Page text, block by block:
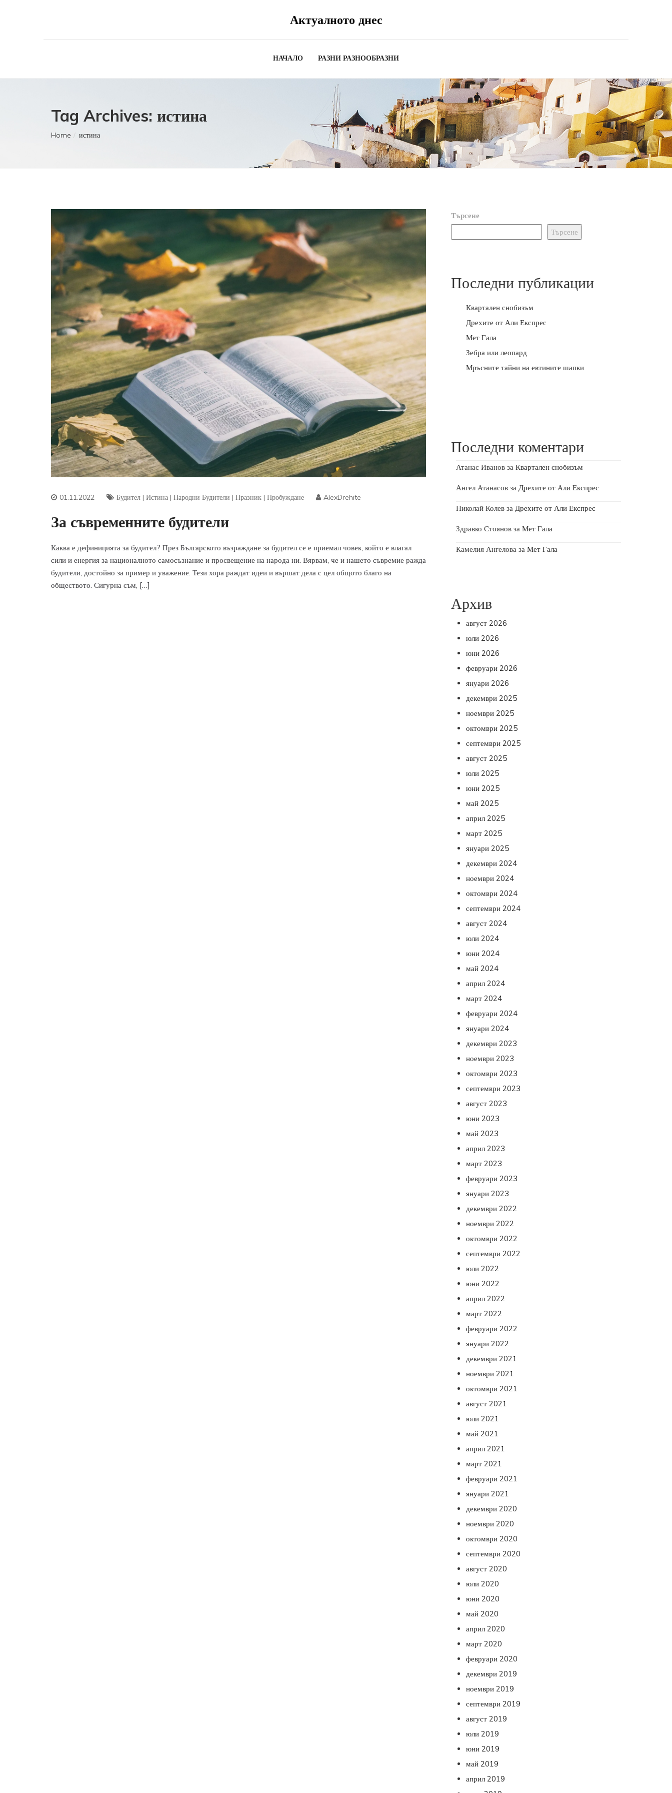
Актуалното днес
НАЧАЛО РАЗНИ РАЗНООБРАЗНИ
Tag Archives: истина
Home истина
01.11.2022 Будител | Истина | Народни Будители | Празник | Пробуждане AlexDrehite
За съвременните будители
Каква е дефиницията за будител? През Българското възраждане за будител се е приемал човек, който е влагал
сили и енергия за националното самосъзнание и просвещение на народа ни. Вярвам, че и нашето съвремие ражда
будители, достойно за пример и уважение. Тези хора раждат идеи и вършат дела с цел общото благо на
обществото. Сигурна съм, […]
Търсене
Търсене
Последни публикации
Квартален снобизъм
Дрехите от Али Експрес
Мет Гала
Зебра или леопард
Мръсните тайни на евтините шапки
Последни коментари
Атанас Иванов за Квартален снобизъм
Ангел Атанасов за Дрехите от Али Експрес
Николай Колев за Дрехите от Али Експрес
Здравко Стоянов за Мет Гала
Камелия Ангелова за Мет Гала
Архив
август 2026
юли 2026
юни 2026
февруари 2026
януари 2026
декември 2025
ноември 2025
октомври 2025
септември 2025
август 2025
юли 2025
юни 2025
май 2025
април 2025
март 2025
януари 2025
декември 2024
ноември 2024
октомври 2024
септември 2024
август 2024
юли 2024
юни 2024
май 2024
април 2024
март 2024
февруари 2024
януари 2024
декември 2023
ноември 2023
октомври 2023
септември 2023
август 2023
юни 2023
май 2023
април 2023
март 2023
февруари 2023
януари 2023
декември 2022
ноември 2022
октомври 2022
септември 2022
юли 2022
юни 2022
април 2022
март 2022
февруари 2022
януари 2022
декември 2021
ноември 2021
октомври 2021
август 2021
юли 2021
май 2021
април 2021
март 2021
февруари 2021
януари 2021
декември 2020
ноември 2020
октомври 2020
септември 2020
август 2020
юли 2020
юни 2020
май 2020
април 2020
март 2020
февруари 2020
декември 2019
ноември 2019
септември 2019
август 2019
юли 2019
юни 2019
май 2019
април 2019